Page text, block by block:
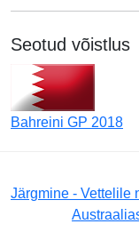
Seotud võistlus
Bahreini GP 2018
Järgmine - Vettelile